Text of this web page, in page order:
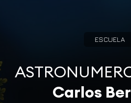
ESCUELA
Carlos